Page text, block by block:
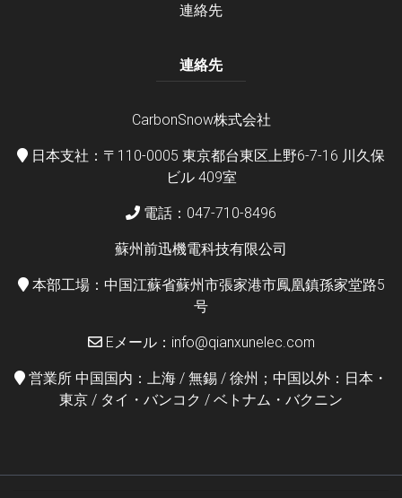
連絡先
連絡先
CarbonSnow株式会社
日本支社：〒110-0005 東京都台東区上野6-7-16 川久保
ビル 409室
電話：047-710-8496
蘇州前迅機電科技有限公司
本部工場：中国江蘇省蘇州市張家港市鳳凰鎮孫家堂路5
号
Eメール：info@qianxunelec.com
営業所 中国国内：上海 / 無錫 / 徐州；中国以外：日本・
東京 / タイ・バンコク / ベトナム・バクニン